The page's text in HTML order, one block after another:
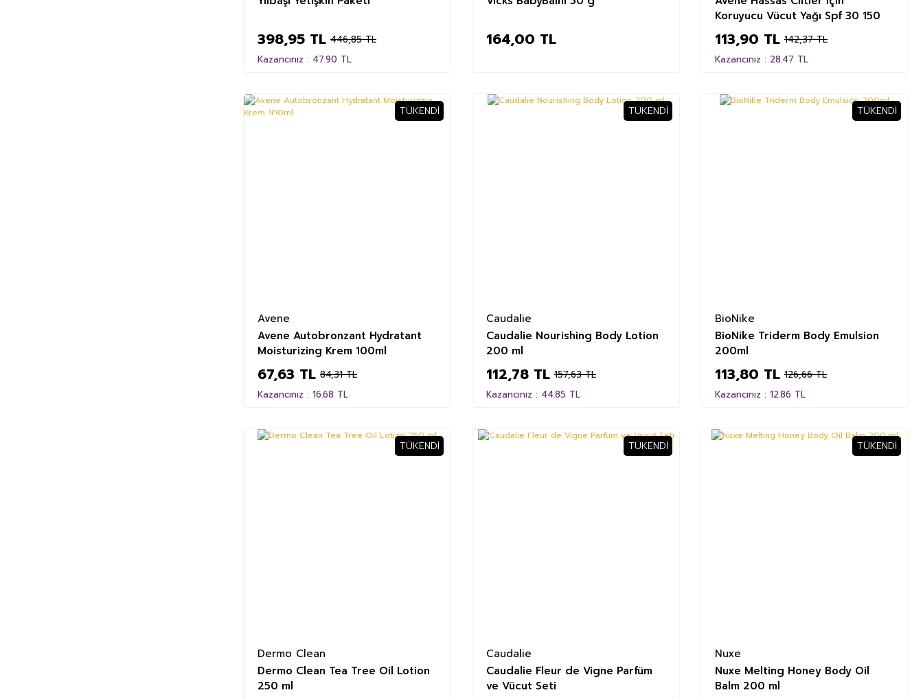
398,95 TL 446,85 TL
Kazancınız : 47.90 TL
164,00 TL
Koruyucu Vücut Yağı Spf 30 150
ml
113,90 TL 142,37 TL
Kazancınız : 28.47 TL
%20 TÜKENDI
Avene
Avene Autobronzant Hydratant
Moisturizing Krem 100ml
67,63 TL 84,31 TL
Kazancınız : 16.68 TL
TÜKENDI
Caudalie
Caudalie Nourishing Body Lotion
200 ml
112,78 TL 157,63 TL
Kazancınız : 44.85 TL
TÜKENDI
BioNike
BioNike Triderm Body Emulsion
200ml
113,80 TL 126,66 TL
Kazancınız : 12.86 TL
TÜKENDI
Dermo Clean
Dermo Clean Tea Tree Oil Lotion
250 ml
TÜKENDI
Caudalie
Caudalie Fleur de Vigne Parfüm
ve Vücut Seti
TÜKENDI
Nuxe
Nuxe Melting Honey Body Oil
Balm 200 ml